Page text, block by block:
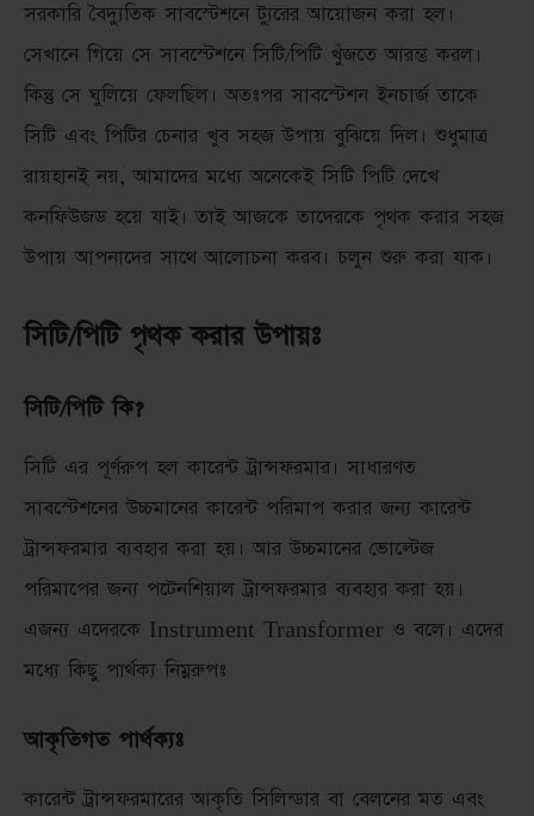
সরকারি বৈদ্যুতিক সাবস্টেশনে ট্যুরের আয়োজন করা হল।
সেখানে গিয়ে সে সাবস্টেশনে সিটি/পিটি খুঁজতে আরম্ভ করল।
কিন্তু সে ঘুলিয়ে ফেলছিল। অতঃপর সাবস্টেশন ইনচার্জ তাকে
সিটি এবং পিটির চেনার খুব সহজ উপায় বুঝিয়ে দিল। শুধুমাত্র
রায়হানই নয়, আমাদের মধ্যে অনেকেই সিটি পিটি দেখে
কনফিউজড হয়ে যাই। তাই আজকে তাদেরকে পৃথক করার সহজ
উপায় আপনাদের সাথে আলোচনা করব। চলুন শুরু করা যাক।
সিটি/পিটি পৃথক করার উপায়ঃ
সিটি/পিটি কি?
সিটি এর পূর্ণরুপ হল কারেন্ট ট্রান্সফরমার। সাধারণত
সাবস্টেশনের উচ্চমানের কারেন্ট পরিমাপ করার জন্য কারেন্ট
ট্রান্সফরমার ব্যবহার করা হয়। আর উচ্চমানের ভোল্টেজ
পরিমাপের জন্য পটেনশিয়াল ট্রান্সফরমার ব্যবহার করা হয়।
এজন্য এদেরকে Instrument Transformer ও বলে। এদের
মধ্যে কিছু পার্থক্য নিম্নরুপঃ
আকৃতিগত পার্থক্যঃ
কারেন্ট ট্রান্সফরমারের আকৃতি সিলিন্ডার বা বেলনের মত এবং